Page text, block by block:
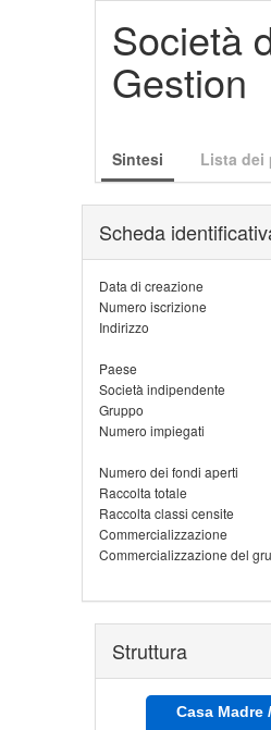
Società
Gestion
Sintesi Lista dei
Scheda
Data di creazione
Numero iscrizione
Indirizzo
Paese
Società indipendente
Gruppo
Numero impiegati
Numero dei fondi aperti
Raccolta totale
Raccolta classi censite
Commercializzazione
Struttura
Casa Madre